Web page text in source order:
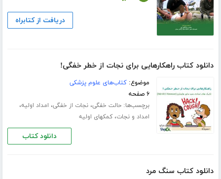
دریافت از کتابراه
دانلود کتاب راهکارهایی برای نجات از خطر خفگی!
موضوع:کتاب‌های علوم پزشکی
۶ صفحه
برچسب‌ها:حالت خفگی،نجات از خفگی، امداد اولیه،
امداد و نجات،کمکهای اولیه
دانلود کتاب
دانلود کتاب سنگ مرد